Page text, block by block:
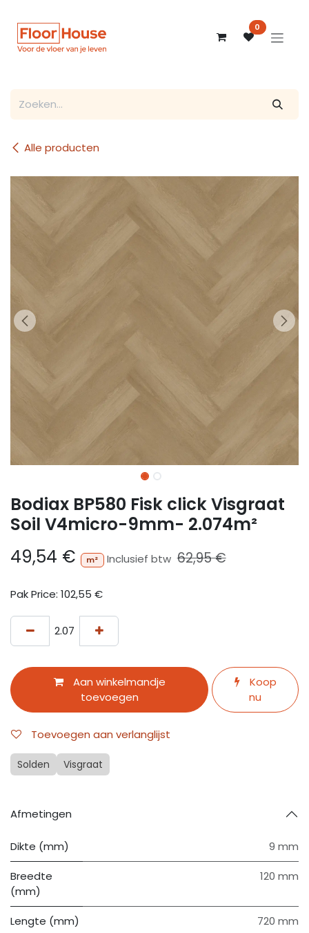
0
Alle producten
Bodiax BP580 Fisk click Visgraat
Soil V4micro-9mm- 2.074m²
49,54 € m² Inclusief btw 62,95€
Pak Price: 102,55 €
Aan winkelmandje
toevoegen
Koop
nu
Toevoegen aan verlanglijst
Solden Visgraat
Afmetingen
Dikte (mm) 9 mm
Breedte
(mm)
120 mm
Lengte (mm) 720 mm